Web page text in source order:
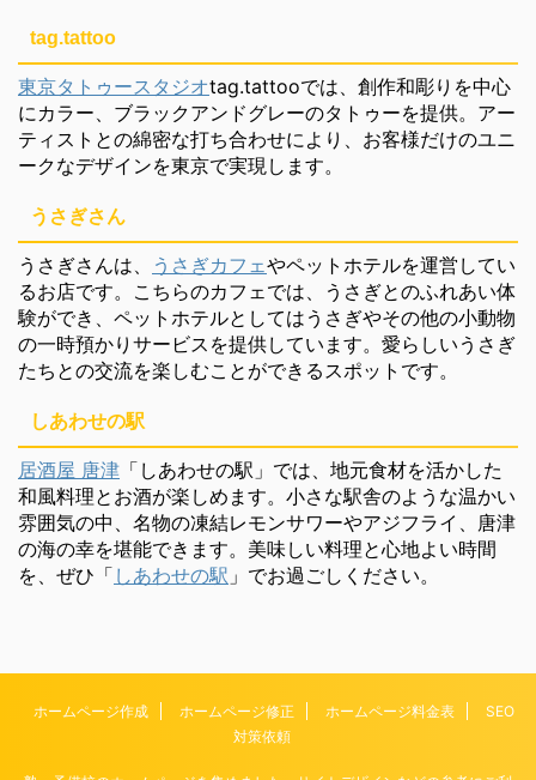
tag.tattoo
東京タトゥースタジオtag.tattooでは、創作和彫りを中心
にカラー、ブラックアンドグレーのタトゥーを提供。アー
ティストとの綿密な打ち合わせにより、お客様だけのユニ
ークなデザインを東京で実現します。
うさぎさん
うさぎさんは、 うさぎカフェやペットホテルを運営してい
るお店です。こちらのカフェでは、うさぎとのふれあい体
験ができ、ペットホテルとしてはうさぎやその他の小動物
の一時預かりサービスを提供しています。愛らしいうさぎ
たちとの交流を楽しむことができるスポットです。
しあわせの駅
居酒屋 唐津 「しあわせの駅」では、地元食材を活かした
和風料理とお酒が楽しめます。小さな駅舎のような温かい
雰囲気の中、名物の凍結レモンサワーやアジフライ、唐津
の海の幸を堪能できます。美味しい料理と心地よい時間
を、ぜひ「 しあわせの駅 」でお過ごしください。
ホームページ作成 ホームページ修正 ホームページ料金表
SEO
対策依頼